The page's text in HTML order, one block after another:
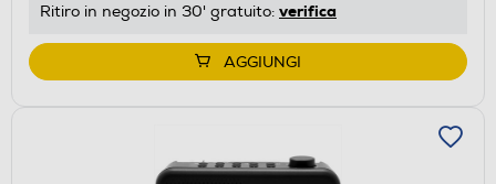
Ritiro in negozio in 30' gratuito: verifica
AGGIUNGI